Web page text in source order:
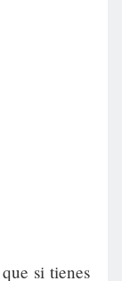
si tienes